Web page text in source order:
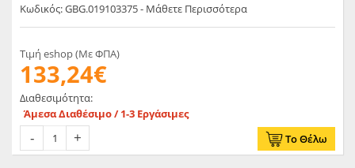
Κωδικός: GBG.019103375 - Μάθετε Περισσότερα
Τιμή eshop (Με ΦΠΑ)
133,24€
Διαθεσιμότητα:
Άμεσα Διαθέσιμο / 1-3 Εργάσιμες
Το Θέλω